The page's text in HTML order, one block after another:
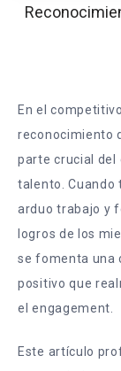
En el
reconocimiento
parte crucial del
talento. Cuando
arduo trabajo y
logros de los
se fomenta una
positivo que
el engagement.
Este artículo